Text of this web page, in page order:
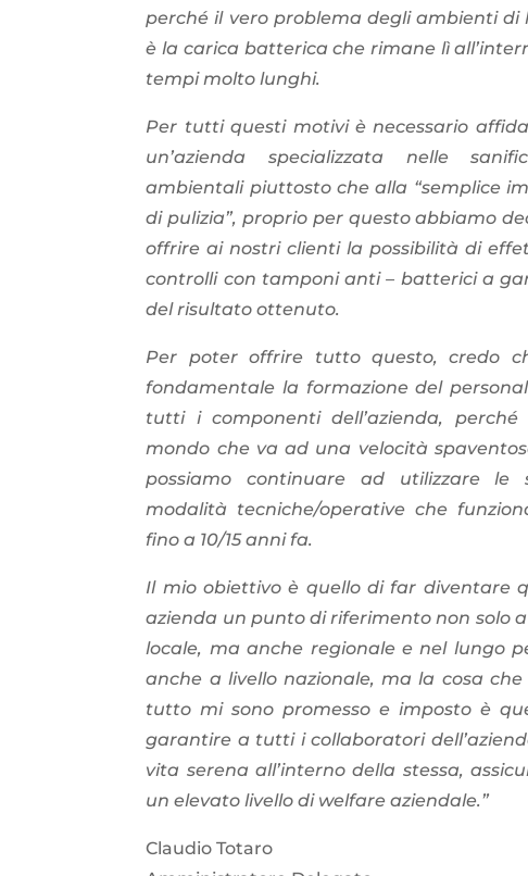
perché il vero problema degli ambienti di
è la carica batterica che rimane lì
tempi molto lunghi.
Per tutti questi motivi è necessario
un’azienda specializzata nelle
ambientali piuttosto che alla “semplice
di pulizia”, proprio per questo abbiamo
offrire ai nostri clienti la possibilità di
controlli con tamponi anti – batterici a
del risultato ottenuto.
Per poter offrire tutto questo, credo
fondamentale la formazione del
tutti i componenti dell’azienda,
mondo che va ad una velocità
possiamo continuare ad utilizzare le
modalità tecniche/operative che
fino a 10/15 anni fa.
Il mio obiettivo è quello di far diventare
azienda un punto di riferimento non solo
locale, ma anche regionale e nel lungo
anche a livello nazionale, ma la cosa
tutto mi sono promesso e imposto è
garantire a tutti i collaboratori
vita serena all’interno della stessa,
un elevato livello di welfare aziendale.”
Claudio Totaro